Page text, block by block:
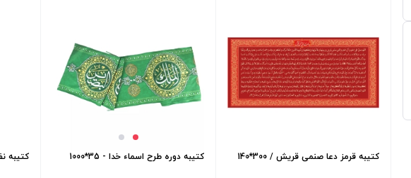
کتیبه قرمز دعا صنمی قریش / 300*140 کتیبه دوره طرح اسماء خدا - 35*1000 کتیبه